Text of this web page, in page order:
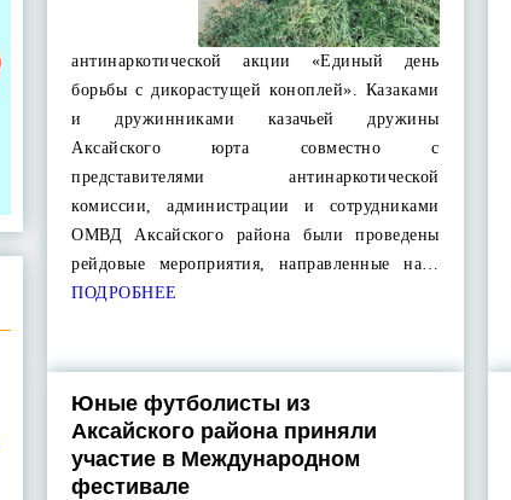
антинаркотической акции «Единый день
борьбы с дикорастущей коноплей». Казаками
и дружинниками казачьей дружины
Аксайского юрта совместно с
представителями антинаркотической
комиссии, администрации и сотрудниками
ОМВД Аксайского района были проведены
рейдовые мероприятия, направленные на…
ПОДРОБНЕЕ
Юные футболисты из
Аксайского района приняли
участие в Международном
фестивале